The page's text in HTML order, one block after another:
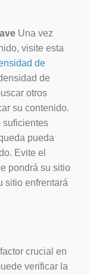
Una vez
visite esta
de
de
otros
su contenido.
suficientes
pueda
Evite el
pondrá su sitio
sitio enfrentará
crucial en
verificar la